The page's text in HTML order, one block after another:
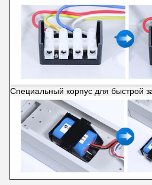
Специальный корпус для быстрой